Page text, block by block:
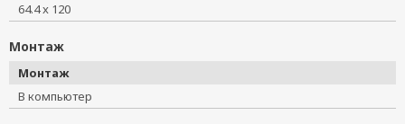
64.4 x 120
Монтаж
Монтаж
В компьютер